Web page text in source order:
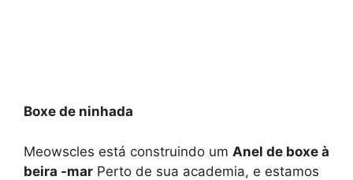
Boxe de ninhada
Meowscles está construindo um Anel de boxe à
beira -mar Perto de sua academia, e estamos